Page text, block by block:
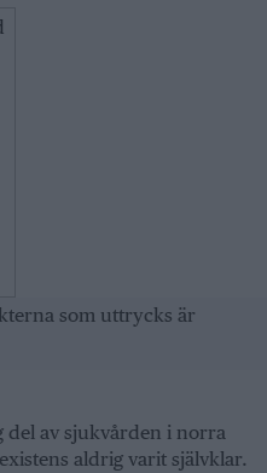
som uttrycks är
del av sjukvården i norra
aldrig varit självklar.